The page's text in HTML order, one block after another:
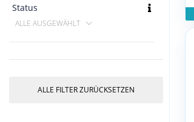
Status
ALLE AUSGEWÄHLT
ALLE FILTER ZURÜCKSETZEN